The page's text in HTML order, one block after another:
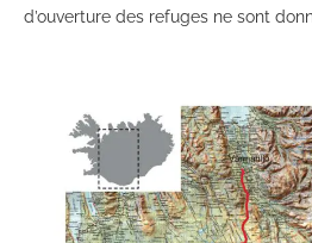
d’ouverture des refuges ne sont